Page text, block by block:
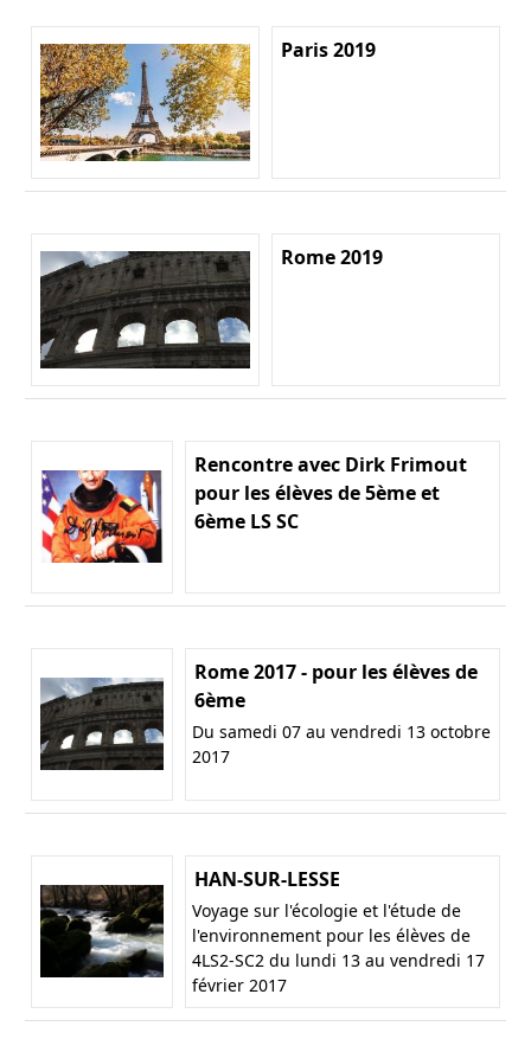
Paris 2019
Rome 2019
Rencontre avec Dirk Frimout
pour les élèves de 5ème et
6ème LS SC
Rome 2017 - pour les élèves de
6ème
Du samedi 07 au vendredi 13 octobre
2017
HAN-SUR-LESSE
Voyage sur l'écologie et l'étude de
l'environnement pour les élèves de
4LS2-SC2 du lundi 13 au vendredi 17
février 2017